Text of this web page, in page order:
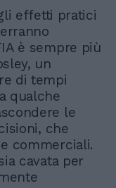
effetti pratici
è sempre più
un
di tempi
qualche
le
che
commerciali.
cavata per